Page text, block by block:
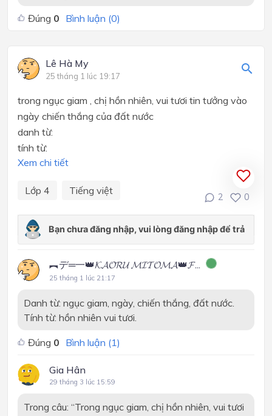
Đúng 0 Bình luận (0)
Lê Hà My
25 tháng 1 lúc 19:17
trong ngục giam , chị hồn nhiên, vui tươi tin tưởng vào
ngày chiến thắng của đất nước
danh từ:
tính từ:
Xem chi tiết
Lớp 4 Tiếng việt
2 0
︻デ═一👑𝓚𝓐𝓞𝓡𝓤 𝓜𝓘𝓣𝓞𝓜𝓐👑𝓕...
25 tháng 1 lúc 21:17
Danh từ: ngục giam, ngày, chiến thắng, đất nước.
Tính từ: hồn nhiên vui tươi.
Đúng 0 Bình luận (1)
Gia Hân
29 tháng 3 lúc 15:59
Trong câu: “Trong ngục giam, chị hồn nhiên, vui tươi